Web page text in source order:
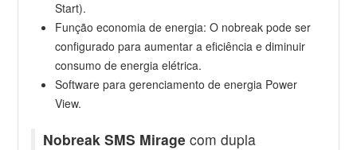
Start).
Função economia de energia: O nobreak pode ser
configurado para aumentar a eficiência e diminuir
consumo de energia elétrica.
Software para gerenciamento de energia Power
View.
Nobreak SMS Miragecom dupla